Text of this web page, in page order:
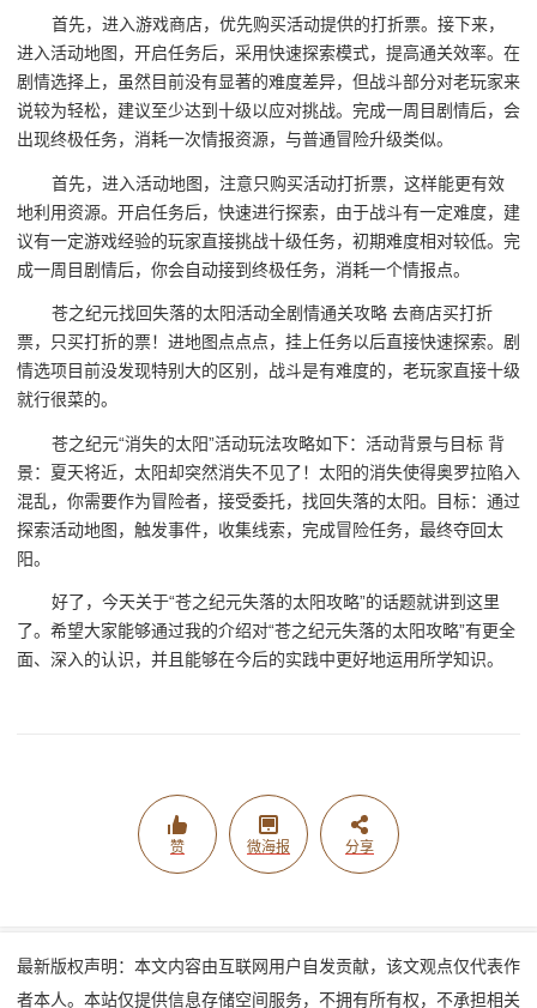
首先，进入游戏商店，优先购买活动提供的打折票。接下来，
进入活动地图，开启任务后，采用快速探索模式，提高通关效率。在
剧情选择上，虽然目前没有显著的难度差异，但战斗部分对老玩家来
说较为轻松，建议至少达到十级以应对挑战。完成一周目剧情后，会
出现终极任务，消耗一次情报资源，与普通冒险升级类似。
首先，进入活动地图，注意只购买活动打折票，这样能更有效
地利用资源。开启任务后，快速进行探索，由于战斗有一定难度，建
议有一定游戏经验的玩家直接挑战十级任务，初期难度相对较低。完
成一周目剧情后，你会自动接到终极任务，消耗一个情报点。
苍之纪元找回失落的太阳活动全剧情通关攻略 去商店买打折
票，只买打折的票！进地图点点点，挂上任务以后直接快速探索。剧
情选项目前没发现特别大的区别，战斗是有难度的，老玩家直接十级
就行很菜的。
苍之纪元“消失的太阳”活动玩法攻略如下：活动背景与目标 背
景：夏天将近，太阳却突然消失不见了！太阳的消失使得奥罗拉陷入
混乱，你需要作为冒险者，接受委托，找回失落的太阳。目标：通过
探索活动地图，触发事件，收集线索，完成冒险任务，最终夺回太
阳。
好了，今天关于“苍之纪元失落的太阳攻略”的话题就讲到这里
了。希望大家能够通过我的介绍对“苍之纪元失落的太阳攻略”有更全
面、深入的认识，并且能够在今后的实践中更好地运用所学知识。
赞 微海报 分享
最新版权声明：本文内容由互联网用户自发贡献，该文观点仅代表作
者本人。本站仅提供信息存储空间服务，不拥有所有权，不承担相关